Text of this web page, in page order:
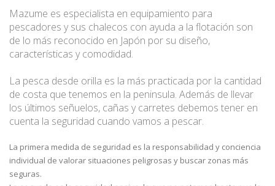
Mazume es especialista en equipamiento para
pescadores y sus chalecos con ayuda a la flotación son
de lo más reconocido en Japón por su diseño,
características y comodidad.
La pesca desde orilla es la más practicada por la cantidad
de costa que tenemos en la peninsula. Además de llevar
los últimos señuelos, cañas y carretes debemos tener en
cuenta la seguridad cuando vamos a pescar.
La primera medida de seguridad es la responsabilidad y conciencia
individual de valorar situaciones peligrosas y buscar zonas más
seguras.